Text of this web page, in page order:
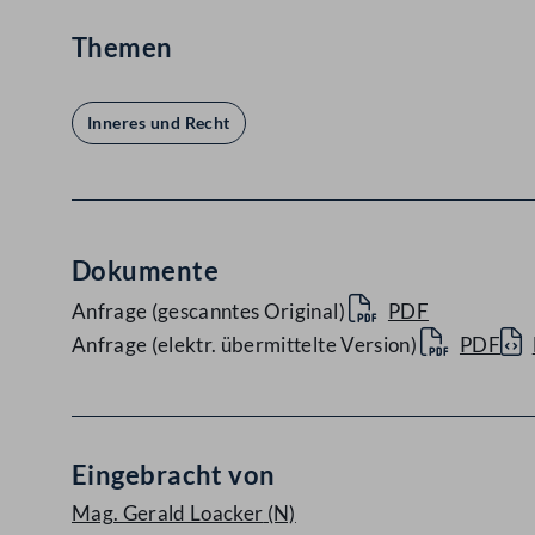
Themen
Inneres und Recht
Dokumente
Anfrage (gescanntes Original)
PDF
Anfrage (elektr. übermittelte Version)
PDF
Eingebracht von
Mag. Gerald Loacker (N)